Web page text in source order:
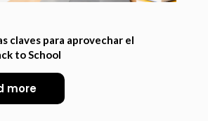
claves para aprovechar el
to School
more